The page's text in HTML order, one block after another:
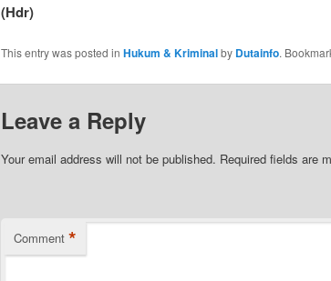
(Hdr)
This entry was posted in Hukum & Kriminalby Dutainfo.
Leave a Reply
Your email address will not be published. Required fields are
Comment *